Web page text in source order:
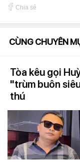
Chia sẻ
CÙNG CHUYÊN
Tòa kêu gọi
"trùm buôn
thú